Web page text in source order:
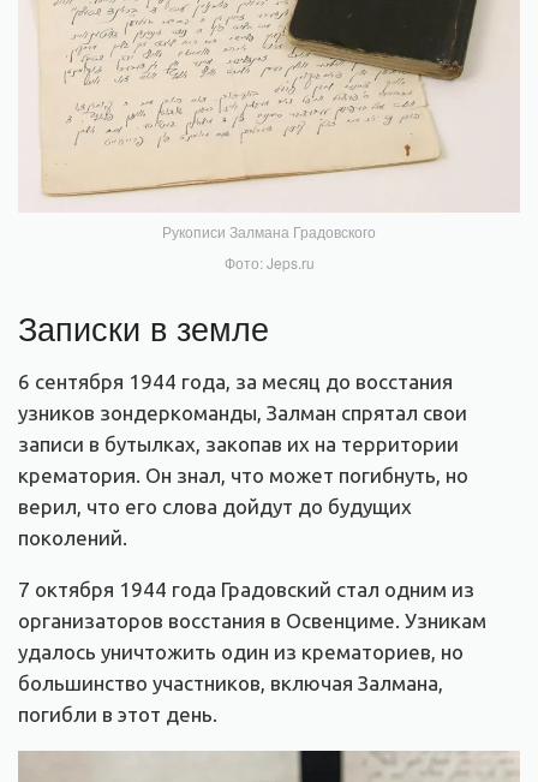
Рукописи Залмана Градовского
Фото: Jeps.ru
Записки в земле
6 сентября 1944 года, за месяц до восстания
узников зондеркоманды, Залман спрятал свои
записи в бутылках, закопав их на территории
крематория. Он знал, что может погибнуть, но
верил, что его слова дойдут до будущих
поколений.
7 октября 1944 года Градовский стал одним из
организаторов восстания в Освенциме. Узникам
удалось уничтожить один из крематориев, но
большинство участников, включая Залмана,
погибли в этот день.